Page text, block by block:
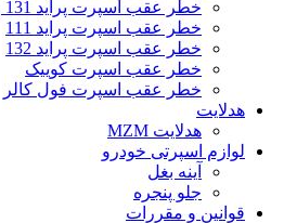
خطر عقب اسپرت پراید 131 و GTX
خطر عقب اسپرت پراید 111
خطر عقب اسپرت پراید 132
خطر عقب اسپرت کوییک
خطر عقب اسپرت فول کالر
هدلایت
هدلایت MZM
لوازم اسپرتی خودرو
آینه بغل
جلو پنجره
قوانین و مقررات